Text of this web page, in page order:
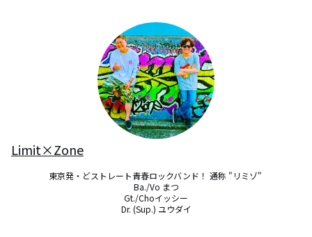
Limit×Zone
東京発・どストレート青春ロックバンド！ 通称 "リミゾ"
Ba./Vo まつ
Gt./Choイッシー
Dr. (Sup.) ユウダイ